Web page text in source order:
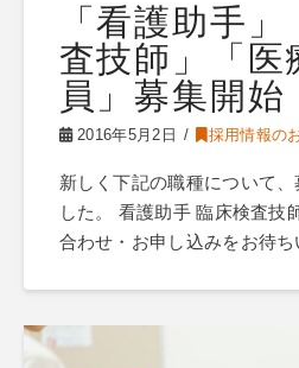
「看護助手
査技師」「医
員」募集開始
2016年5月2日 採用情報の
新しく下記の職種について
した。 看護助手 臨床検査技
合わせ・お申し込みをお待ち